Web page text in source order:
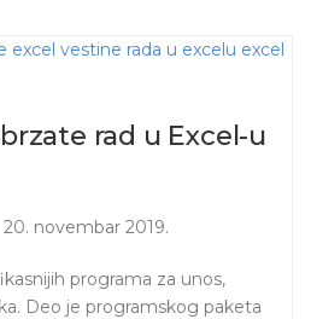
rad u Excel-u
20. novembar 2019.
programa za unos,
Deo je programskog paketa